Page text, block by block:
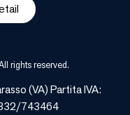
rights reserved.
(VA) Partita IVA:
743464